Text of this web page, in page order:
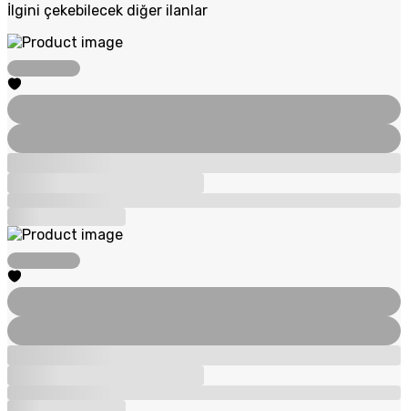
İlgini çekebilecek diğer ilanlar